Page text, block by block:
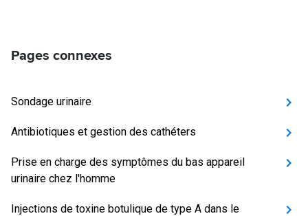
Pages connexes
Sondage urinaire
Antibiotiques et gestion des cathéters
Prise en charge des symptômes du bas appareil
urinaire chez l'homme
Injections de toxine botulique de type A dans le